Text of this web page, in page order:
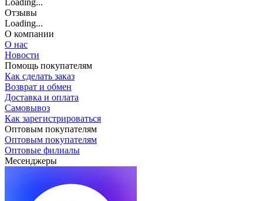
Loading...
Отзывы
Loading...
О компании
О нас
Новости
Помощь покупателям
Как сделать заказ
Возврат и обмен
Доставка и оплата
Самовывоз
Как зарегистрироваться
Оптовым покупателям
Оптовым покупателям
Оптовые филиалы
Месенджеры